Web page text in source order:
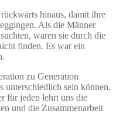
hinaus, damit ihre
Als die Männer
waren sie durch die
finden. Es war ein
zu Generation
unterschiedlich sein können,
für jeden lehrt uns die
und die Zusammenarbeit